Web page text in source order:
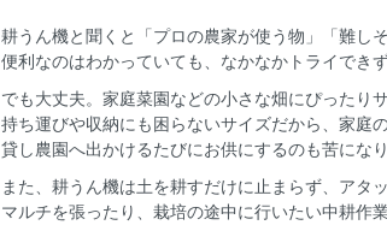
耕うん機と聞くと「プロの農家が使う物」「難し
便利なのはわかっていても、なかなかトライでき
でも大丈夫。家庭菜園などの小さな畑にぴったり
持ち運びや収納にも困らないサイズだから、家庭
貸し農園へ出かけるたびにお供にするのも苦になり
また、耕うん機は土を耕すだけに止まらず、アタ
マルチを張ったり、栽培の途中に行いたい中耕作